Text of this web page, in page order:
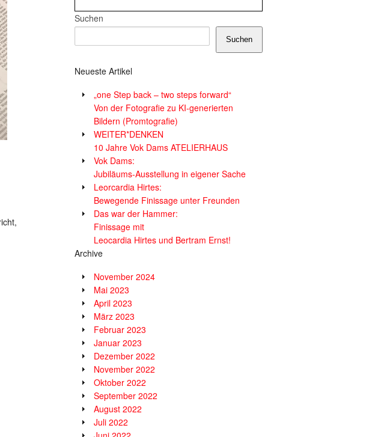
Suchen
Suchen
Neueste Artikel
„one Step back – two steps forward“
Von der Fotografie zu KI-generierten
Bildern (Promtografie)
WEITER*DENKEN
10 Jahre Vok Dams ATELIERHAUS
Vok Dams:
Jubiläums-Ausstellung in eigener Sache
Leorcardia Hirtes:
Bewegende Finissage unter Freunden
Das war der Hammer:
Finissage mit
Leocardia Hirtes und Bertram Ernst!
Archive
November 2024
Mai 2023
April 2023
März 2023
Februar 2023
Januar 2023
Dezember 2022
November 2022
Oktober 2022
September 2022
August 2022
Juli 2022